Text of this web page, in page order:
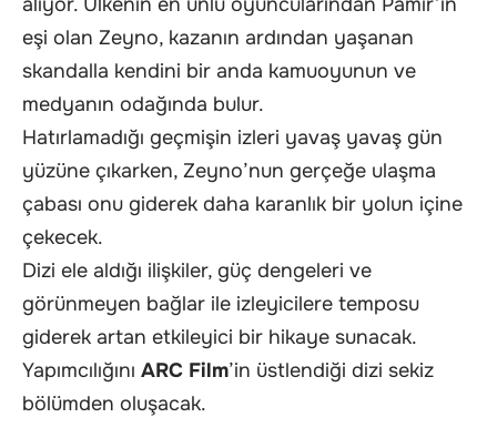
eşi olan Zeyno, kazanın ardından yaşanan
skandalla kendini bir anda kamuoyunun ve
medyanın odağında bulur.
Hatırlamadığı geçmişin izleri yavaş yavaş gün
yüzüne çıkarken, Zeyno’nun gerçeğe ulaşma
çabası onu giderek daha karanlık bir yolun içine
çekecek.
Dizi ele aldığı ilişkiler, güç dengeleri ve
görünmeyen bağlar ile izleyicilere temposu
giderek artan etkileyici bir hikaye sunacak.
Yapımcılığını ARC Film’in üstlendiği dizi sekiz
bölümden oluşacak.